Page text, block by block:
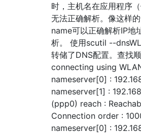
时，主机名在应用程序
无法正确解析。像这样
name可以正确解析IP地
析。 使用scutil --
转储了DNS配置。查找
connecting using
nameserver[0] :
nameserver[1] :
(ppp0) reach :
Connection order :
nameserver[0] :